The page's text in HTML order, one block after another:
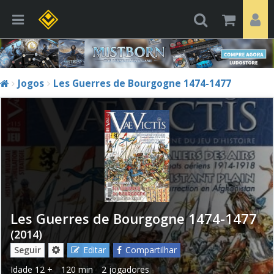
Jogos Les Guerres de Bourgogne 1474-1477
Les Guerres de Bourgogne 1474-1477
(2014)
Seguir Editar
Compartilhar
Idade 12 + 120 min 2 jogadores